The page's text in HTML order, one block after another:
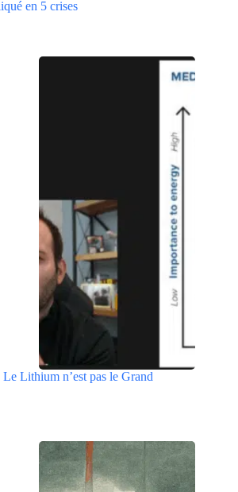
en 5 crises
Lithium n’est pas le Grand